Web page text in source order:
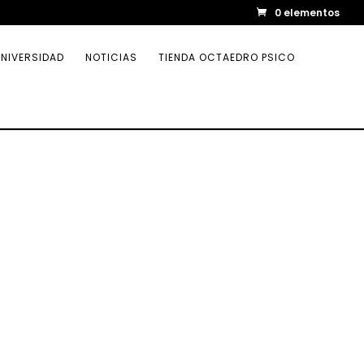
0 elementos
NOTICIAS TIENDA OCTAEDRO PSICO